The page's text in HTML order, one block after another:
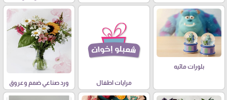
بلورات مائيه
مرايات اطفال ورد صناعي ضمم وعروق